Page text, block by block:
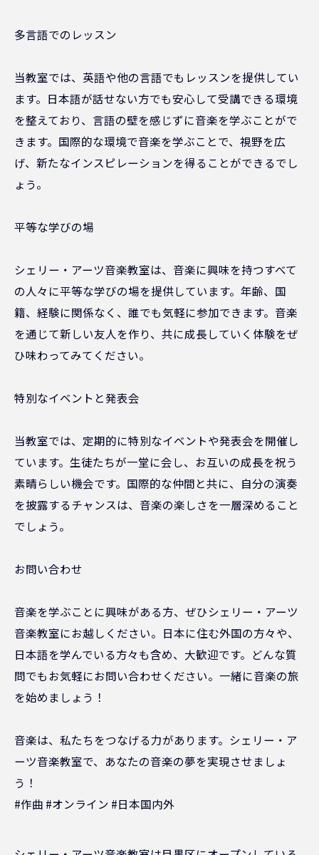
多言語でのレッスン
当教室では、英語や他の言語でもレッスンを提供してい
ます。日本語が話せない方でも安心して受講できる環境
を整えており、言語の壁を感じずに音楽を学ぶことがで
きます。国際的な環境で音楽を学ぶことで、視野を広
げ、新たなインスピレーションを得ることができるでし
ょう。
平等な学びの場
シェリー・アーツ音楽教室は、音楽に興味を持つすべて
の人々に平等な学びの場を提供しています。年齢、国
籍、経験に関係なく、誰でも気軽に参加できます。音楽
を通じて新しい友人を作り、共に成長していく体験をぜ
ひ味わってみてください。
特別なイベントと発表会
当教室では、定期的に特別なイベントや発表会を開催し
ています。生徒たちが一堂に会し、お互いの成長を祝う
素晴らしい機会です。国際的な仲間と共に、自分の演奏
を披露するチャンスは、音楽の楽しさを一層深めること
でしょう。
お問い合わせ
音楽を学ぶことに興味がある方、ぜひシェリー・アーツ
音楽教室にお越しください。日本に住む外国の方々や、
日本語を学んでいる方々も含め、大歓迎です。どんな質
問でもお気軽にお問い合わせください。一緒に音楽の旅
を始めましょう！
音楽は、私たちをつなげる力があります。シェリー・ア
ーツ音楽教室で、あなたの音楽の夢を実現させましょ
う！
#作曲 #オンライン #日本国内外